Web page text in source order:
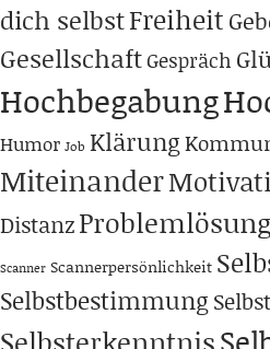
dich selbstFreiheit
GesellschaftGespräch
Hochbegabung
Humor Job Klärung
Miteinander
DistanzProblemlösung
Scanner Scannerpersönlichkeit
Selbstbestimmung